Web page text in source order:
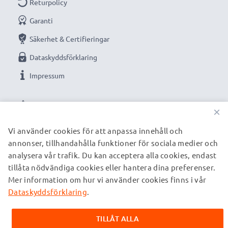
Färg: svart
Optimerad för bland annat:
DriveAssist, DriveSmart, Nüvi, Oregon, eTrex,
GPSMAP GPS, navigator, tracker med flera.
specialist som endast erbjuder kvalitetsprodukter.
Därför har vi en garanti på 36 månader!
VÅRA BETALNINGSALTERNATIV
Returpolicy
Garanti
Säkerhet & Certifieringar
Dataskyddsförklaring
Impressum
VÅRA FRAKTPARTNERS
© subtel.se 2026
Alla priser är inklusive moms och exklusive fraktkostnader.
varumärken tillhörande deras ägare och anges på våra
webbsidor enbart för att ge information om våra produkter.
×
Vi använder cookies för att anpassa innehåll och
annonser, tillhandahålla funktioner för sociala medier och
analysera vår trafik. Du kan acceptera alla cookies, endast
tillåta nödvändiga cookies eller hantera dina preferenser.
Mer information om hur vi använder cookies finns i vår
Dataskyddsförklaring.
TILLÅT ALLA